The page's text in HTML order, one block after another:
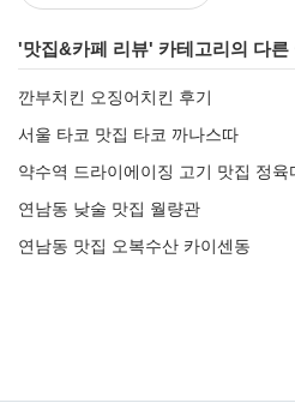
'맛집&카페 리뷰' 카테고리의 다른
깐부치킨 오징어치킨 후기
서울 타코 맛집 타코 까나스따
약수역 드라이에이징 고기 맛집 정육
연남동 낮술 맛집 월량관
연남동 맛집 오복수산 카이센동